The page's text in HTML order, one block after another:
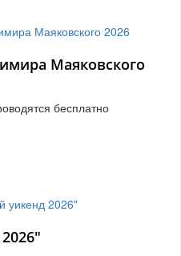
Маяковского
бесплатно